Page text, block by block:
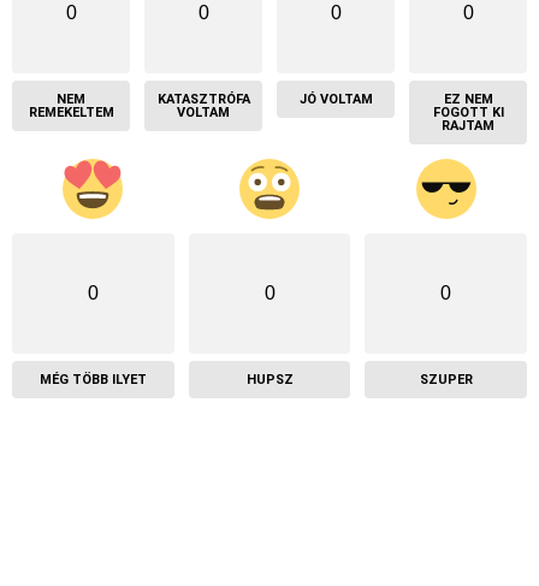
0
NEM
REMEKELTEM
0
KATASZTRÓFA
VOLTAM
0
JÓ VOLTAM
0
EZ NEM
FOGOTT KI
RAJTAM
0
MÉG TÖBB ILYET
0
HUPSZ
0
SZUPER